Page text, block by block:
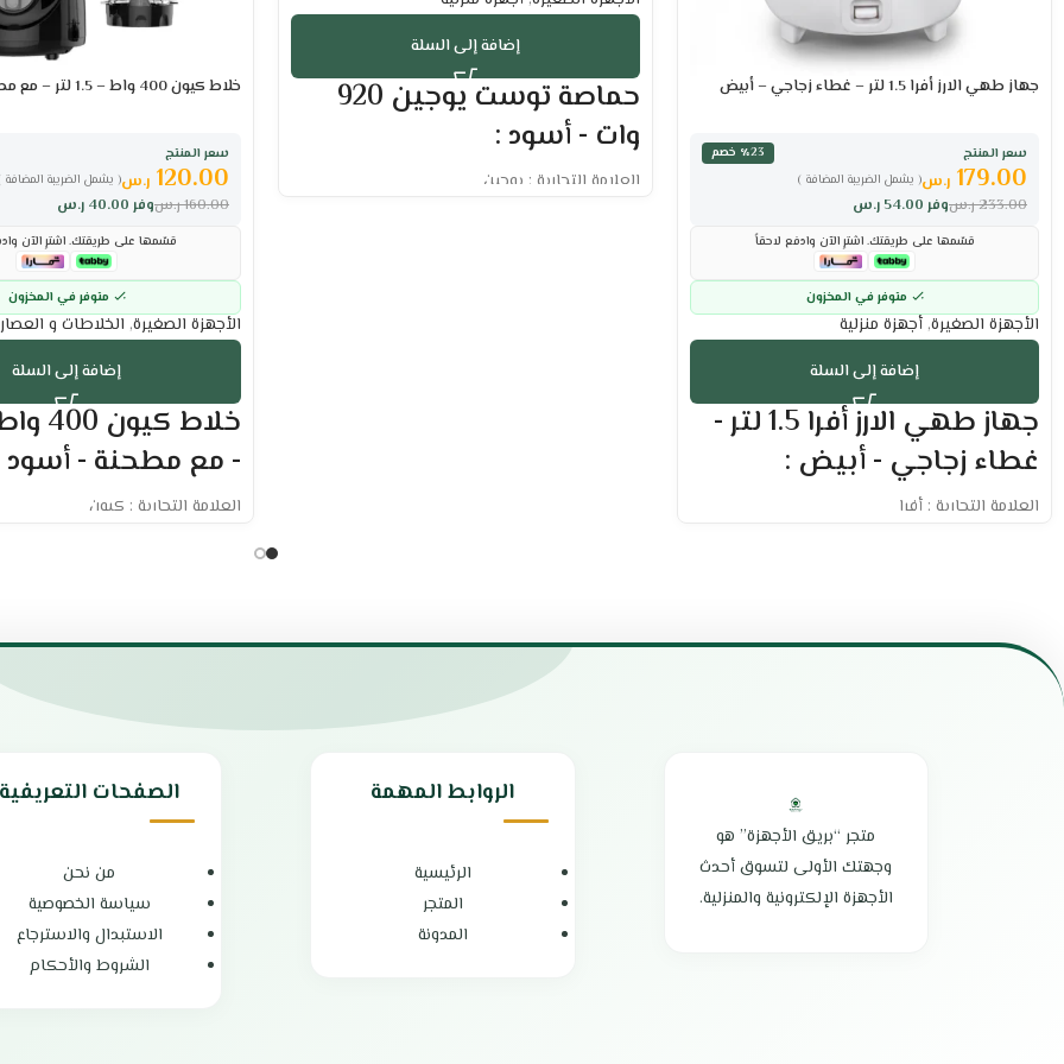
جهاز طهي الارز أفرا 1.5 لتر – غطاء زجاجي – أبيض
سعر المنتج
٪23 خصم
( يشمل الضريبة المضافة )
179.00 ر.س
وفر 54.00 ر.س 233.00ر.س
قسّمها على طريقتك. اشترِ الآن وادفع لاحقاً
متوفر في المخزون
الأجهزة الصغيرة, أجهزة منزلية
إضافة إلى السلة
جهاز طهي الارز أفرا 1.5 لتر -
غطاء زجاجي - أبيض :
العلامة التجارية : أفرا
خاصية الحفاظ على الدفء
الطهي بالضغط يقلل من وقت الطهي العادي
إضافة إلى السلة
حماصة توست يوجين 920
وات - أسود :
العلامة التجارية : يوجين
خلاط كيون 400 واط – 1.5 لتر – مع مطحنة – أسود
سعر المنتج
( يشمل الضريبة المضافة
120.00 ر.س
وفر 40.00 ر.س 160.00ر.س
قسّمها على طريقتك. اشترِ الآن
متوفر في المخزون
الأجهزة الصغيرة, الخلاطات و
إضافة إلى السلة
- مع مطحنة - أسود
العلامة التجارية : كيون
قاعدة مصممة بشكل مضاد للانزلاق
يمكن تحضير جميع أنواع الطعام
سهل الاستخدام وسهل التنظيف
مطاحن خلط مختلفة السرعات
محرك قوي يمكنه التعامل مع
الضمان الشامل : عامين
متجر “بريق الأجهزة” هو
وجهتك الأولى لتسوق أحدث
الأجهزة الإلكترونية والمنزلية.
الروابط المهمة
الرئيسية
المتجر
المدونة
الصفحات التعريفية
من نحن
سياسة الخصوصية
الاستبدال والاسترجاع
الشروط والأحكام